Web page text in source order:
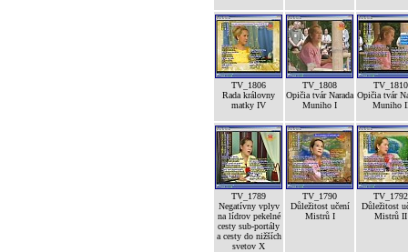
TV_1806
Rada královny
matky IV
TV_1808
Opičia tvár Narada
Muniho I
TV_1810
Opičia tvár
Muniho
TV_1789
Negatívny vplyv
na lídrov pekelné
cesty sub-portály
a cesty do nižších
svetov X
TV_1790
Důležitost učení
Mistrů I
TV_1792
Důležitost
Mistrů II